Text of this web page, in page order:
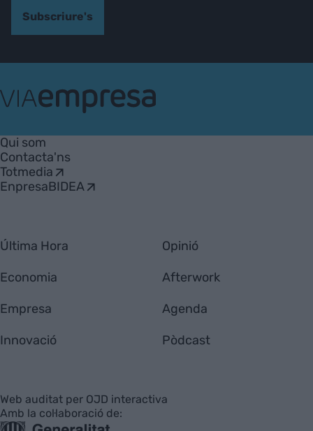
Subscriure's
Empresa
Qui som
Contacta'ns
Totmedia
EnpresaBIDEA
Última Hora
Economia
Empresa
Innovació
Opinió
Afterwork
Agenda
Pòdcast
Web auditat per OJD interactiva
Amb la col·laboració de: